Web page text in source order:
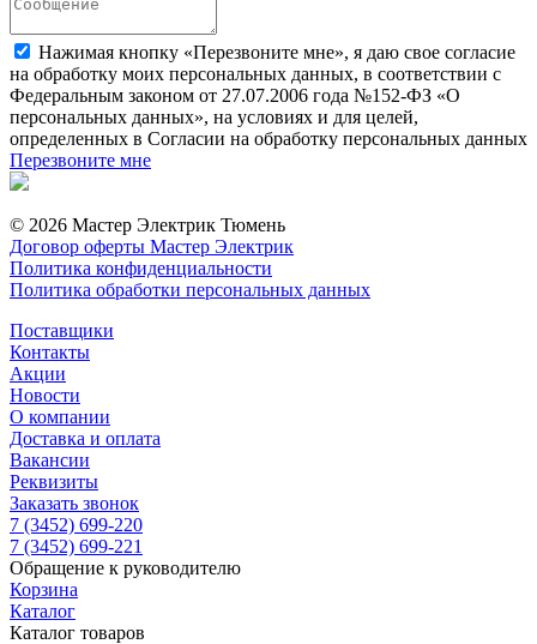
Нажимая кнопку «Перезвоните мне», я даю свое согласие
на обработку моих персональных данных, в соответствии с
Федеральным законом от 27.07.2006 года №152-ФЗ «О
персональных данных», на условиях и для целей,
определенных в Согласии на обработку персональных данных
Перезвоните мне
© 2026 Мастер Электрик Тюмень
Договор оферты Мастер Электрик
Политика конфиденциальности
Политика обработки персональных данных
Поставщики
Контакты
Акции
Новости
О компании
Доставка и оплата
Вакансии
Реквизиты
Заказать звонок
7 (3452) 699-220
7 (3452) 699-221
Обращение к руководителю
Корзина
Каталог
Каталог товаров